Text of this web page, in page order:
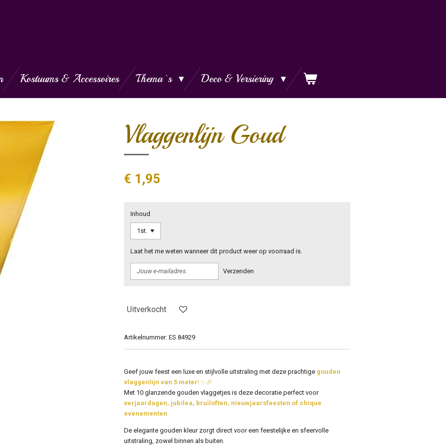
Kostuums & Accessoires Thema`s Deco & Versiering
Vlaggenlijn Goud
€ 1,95
Inhoud
Laat het me weten wanneer dit product weer op voorraad is.
Verzenden
Uitverkocht
Artikelnummer: ES.84929
Geef jouw feest een luxe en stijlvolle uitstraling met deze prachtige gouden
vlaggenlijn van 5 meter! ✨🎉
Met 10 glanzende gouden vlaggetjes is deze decoratie perfect voor
verjaardagen, jubilea, bruiloften, nieuwjaarsfeesten of chique
evenementen.
De elegante gouden kleur zorgt direct voor een feestelijke en sfeervolle
uitstraling, zowel binnen als buiten.